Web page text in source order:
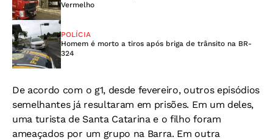
Vermelho
POLÍCIA
Homem é morto a tiros após briga de trânsito na BR-
324
De acordo com o g1, desde fevereiro, outros episódios
semelhantes já resultaram em prisões. Em um deles,
uma turista de Santa Catarina e o filho foram
ameaçados por um grupo na Barra. Em outra